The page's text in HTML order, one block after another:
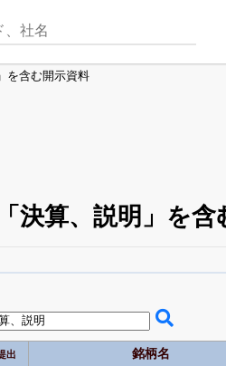
を含む開示資料
「決算、説明」を
無料でβ版を
すると永久30%OFFと
出 銘柄名